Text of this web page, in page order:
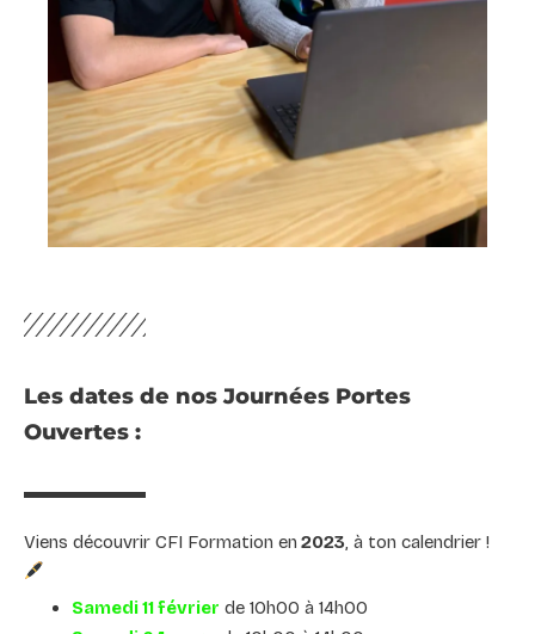
Les dates de nos Journées Portes
Ouvertes :
Viens découvrir CFI Formation en 2023 , à ton calendrier !
Samedi 11 février de 10h00 à 14h00